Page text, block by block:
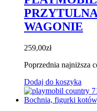
WAGONIE
259,00zł
Poprzednia najniższa
Dodaj do koszyka